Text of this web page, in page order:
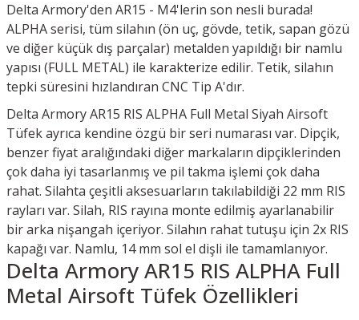
Delta Armory'den AR15 - M4'lerin son nesli burada!
ALPHA serisi, tüm silahın (ön uç, gövde, tetik, sapan gözü
ve diğer küçük dış parçalar) metalden yapıldığı bir namlu
yapısı (FULL METAL) ile karakterize edilir. Tetik, silahın
tepki süresini hızlandıran CNC Tip A'dır.
Delta Armory AR15 RIS ALPHA Full Metal Siyah Airsoft
Tüfek ayrıca kendine özgü bir seri numarası var. Dipçik,
benzer fiyat aralığındaki diğer markaların dipçiklerinden
çok daha iyi tasarlanmış ve pil takma işlemi çok daha
rahat. Silahta çeşitli aksesuarların takılabildiği 22 mm RIS
rayları var. Silah, RIS rayına monte edilmiş ayarlanabilir
bir arka nişangah içeriyor. Silahın rahat tutuşu için 2x RIS
kapağı var. Namlu, 14 mm sol el dişli ile tamamlanıyor.
Delta Armory AR15 RIS ALPHA Full
Metal Airsoft Tüfek Özellikleri